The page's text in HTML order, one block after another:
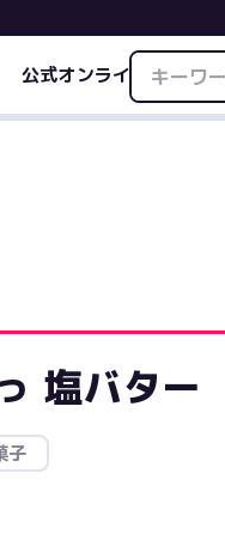
公式オンライン限定商品
塩バター
子